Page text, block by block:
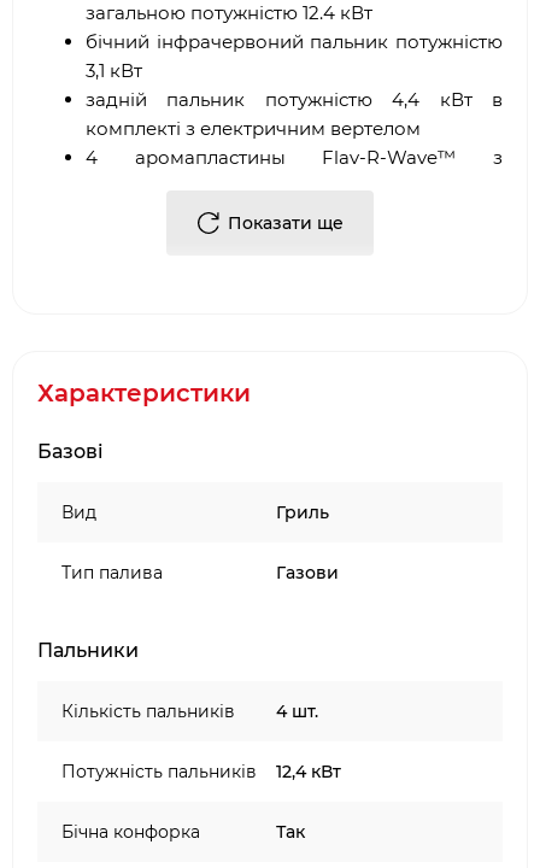
загальною потужністю 12.4 кВт
бічний інфрачервоний пальник потужністю
3,1 кВт
задній пальник потужністю 4,4 кВт в
комплекті з електричним вертелом
4 аромапластины Flav-R-Wave™ з
розміри основної решітки 65 см х44 см
4 пластикових колеса зі стопорами і
6 ручок регуляторів з підсвічуванням,
Sensi-Touch™
професійні міцні двосторонні чавунні
порцеляновим покриттям і стильними
жорсткий шафа з дверцятами і полицями з
Показати ще
Характеристики
Базові
Вид Гриль
Тип палива Газови
Пальники
Кількість пальників 4 шт.
Потужність пальників 12,4 кВт
Бічна конфорка Так